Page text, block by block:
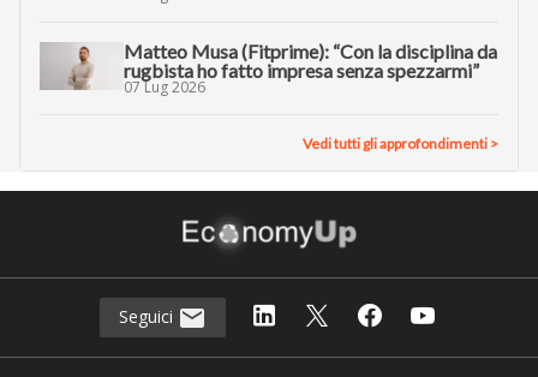
Matteo Musa (Fitprime): “Con la disciplina da
rugbista ho fatto impresa senza spezzarmi”
07 Lug 2026
Vedi tutti gli approfondimenti >
Seguici